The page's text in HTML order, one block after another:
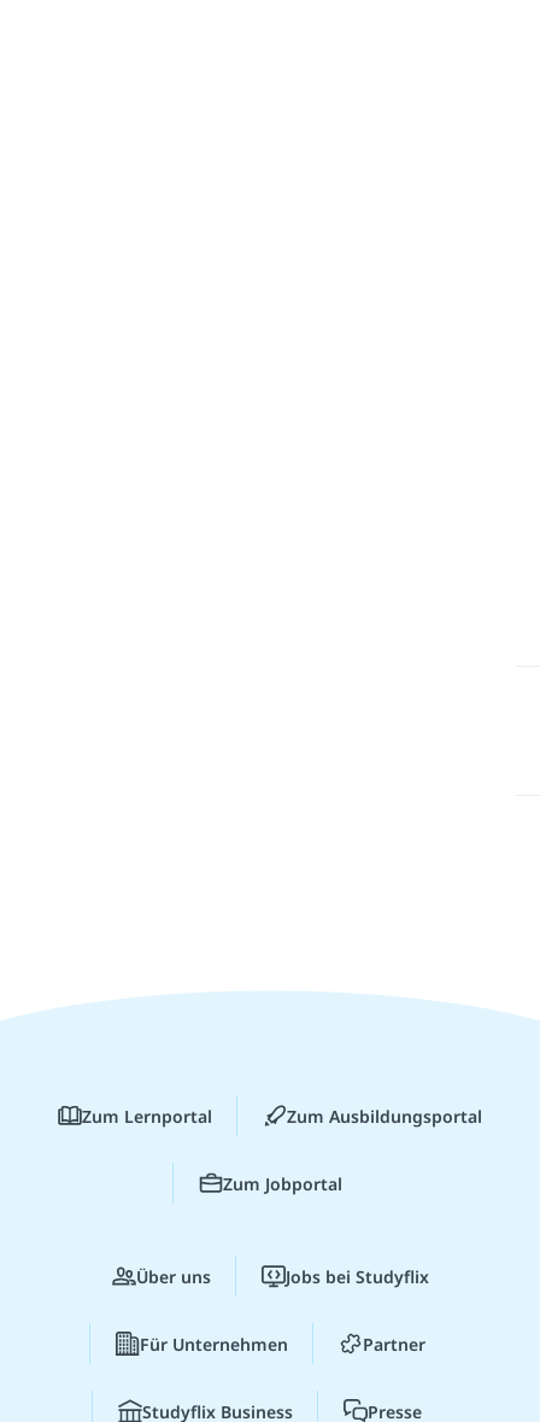
Zum Lernportal Zum Ausbildungsportal
Zum Jobportal
Über uns Jobs bei Studyflix
Für Unternehmen Partner
Studyflix Business Presse